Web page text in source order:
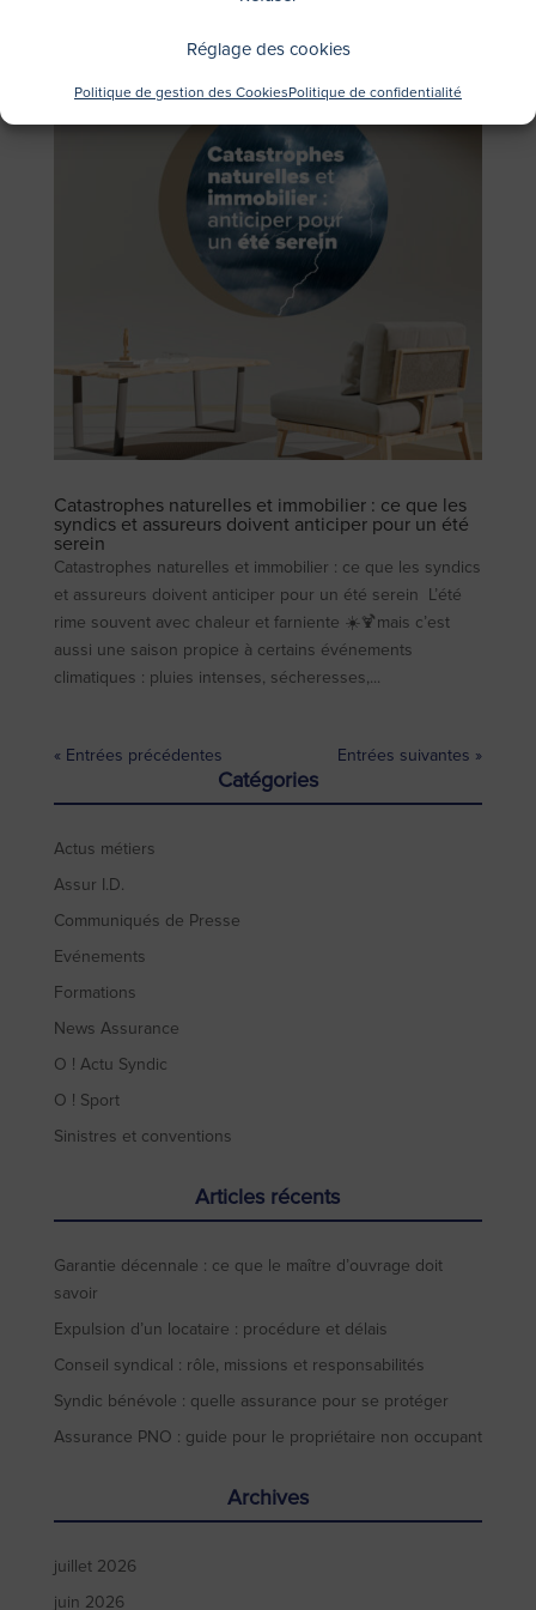
Réglage des cookies
Politique de gestion des CookiesPolitique de confidentialité
Catastrophes naturelles et immobilier : ce que les
syndics et assureurs doivent anticiper pour un été
serein
Catastrophes naturelles et immobilier : ce que les syndics
et assureurs doivent anticiper pour un été serein L’été
rime souvent avec chaleur et farniente ☀️🍹mais c’est
aussi une saison propice à certains événements
climatiques : pluies intenses, sécheresses,...
« Entrées précédentes Entrées suivantes »
Catégories
Actus métiers
Assur I.D.
Communiqués de Presse
Evénements
Formations
News Assurance
O ! Actu Syndic
O ! Sport
Sinistres et conventions
Articles récents
Garantie décennale : ce que le maître d’ouvrage doit
savoir
Expulsion d’un locataire : procédure et délais
Conseil syndical : rôle, missions et responsabilités
Syndic bénévole : quelle assurance pour se protéger
Assurance PNO : guide pour le propriétaire non occupant
Archives
juillet 2026
juin 2026